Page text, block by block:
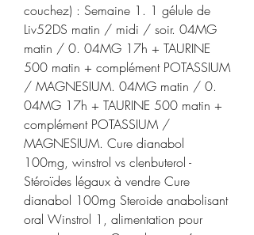
couchez) : Semaine 1. 1 gélule de
Liv52DS matin / midi / soir. 04MG
matin / 0. 04MG 17h + TAURINE
500 matin + complément POTASSIUM
/ MAGNESIUM. 04MG matin / 0.
04MG 17h + TAURINE 500 matin +
complément POTASSIUM /
MAGNESIUM. Cure dianabol
100mg, winstrol vs clenbuterol -
Stéroïdes légaux à vendre Cure
dianabol 100mg Steroide anabolisant
oral Winstrol 1, alimentation pour